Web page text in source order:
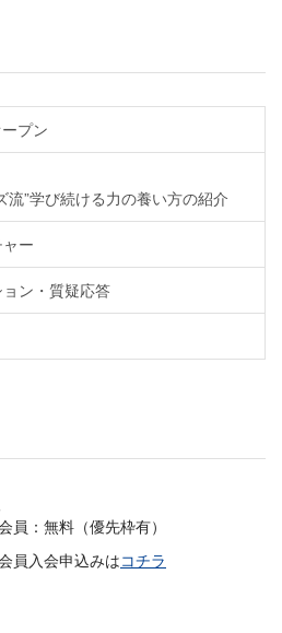
プン
流”学び続ける力の養い方の紹介
ー
ョン・質疑応答
員：無料（優先枠有）
員入会申込みはコチラ